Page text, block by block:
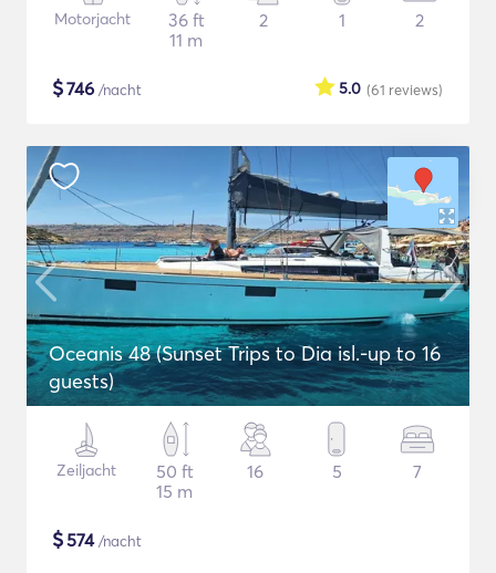
Motorjacht
36 ft
11 m
2 1 2
$746 /nacht (61 reviews)
5.0
Oceanis 48 (Sunset Trips to Dia isl.-up to 16
guests)
Zeiljacht
50 ft
15 m
16 5 7
$574/nacht